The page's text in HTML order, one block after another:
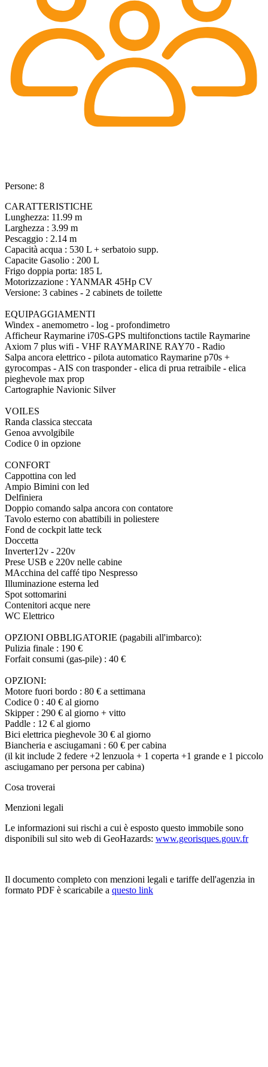
Persone: 8
CARATTERISTICHE
Lunghezza: 11.99 m
Larghezza : 3.99 m
Pescaggio : 2.14 m
Capacità acqua : 530 L + serbatoio supp.
Capacite Gasolio : 200 L
Frigo doppia porta: 185 L
Motorizzazione : YANMAR 45Hp CV
Versione: 3 cabines - 2 cabinets de toilette
EQUIPAGGIAMENTI
Windex - anemometro - log - profondimetro
Afficheur Raymarine i70S-GPS multifonctions tactile Raymarine
Axiom 7 plus wifi - VHF RAYMARINE RAY70 - Radio
Salpa ancora elettrico - pilota automatico Raymarine p70s +
gyrocompas - AIS con trasponder - elica di prua retraibile - elica
pieghevole max prop
Cartographie Navionic Silver
VOILES
Randa classica steccata
Genoa avvolgibile
Codice 0 in opzione
CONFORT
Cappottina con led
Ampio Bimini con led
Delfiniera
Doppio comando salpa ancora con contatore
Tavolo esterno con abattibili in poliestere
Fond de cockpit latte teck
Doccetta
Inverter12v - 220v
Prese USB e 220v nelle cabine
MAcchina del caffé tipo Nespresso
Illuminazione esterna led
Spot sottomarini
Contenitori acque nere
WC Elettrico
OPZIONI OBBLIGATORIE (pagabili all'imbarco):
Pulizia finale : 190 €
Forfait consumi (gas-pile) : 40 €
OPZIONI:
Motore fuori bordo : 80 € a settimana
Codice 0 : 40 € al giorno
Skipper : 290 € al giorno + vitto
Paddle : 12 € al giorno
Bici elettrica pieghevole 30 € al giorno
Biancheria e asciugamani : 60 € per cabina
(il kit include 2 federe +2 lenzuola + 1 coperta +1 grande e 1 piccolo
asciugamano per persona per cabina)
Cosa troverai
Menzioni legali
Le informazioni sui rischi a cui è esposto questo immobile sono
disponibili sul sito web di GeoHazards: www.georisques.gouv.fr
Il documento completo con menzioni legali e tariffe dell'agenzia in
formato PDF è scaricabile a questo link